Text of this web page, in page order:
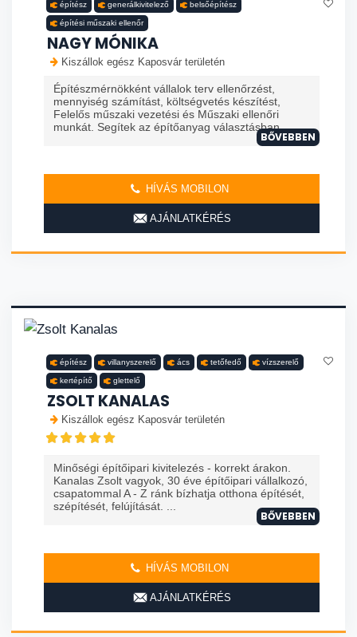
építész generálkivitelező belsőépítész
építési műszaki ellenőr
NAGY MÓNIKA
Kiszállok egész Kaposvár területén
Építészmérnökként vállalok terv ellenőrzést,
mennyiség számítást, költségvetés készítést,
Felelős műszaki vezetési és Műszaki ellenőri
munkát. Segítek az építőanyag választásban, ...
BŐVEBBEN
HÍVÁS MOBILON
AJÁNLATKÉRÉS
építész villanyszerelő ács tetőfedő vízszerelő
kertépítő glettelő
ZSOLT KANALAS
Kiszállok egész Kaposvár területén
Minőségi építőipari kivitelezés - korrekt árakon.
Kanalas Zsolt vagyok, 30 éve építőipari vállalkozó,
csapatommal A - Z ránk bízhatja otthona építését,
szépítését, felújítását. ...
BŐVEBBEN
HÍVÁS MOBILON
AJÁNLATKÉRÉS